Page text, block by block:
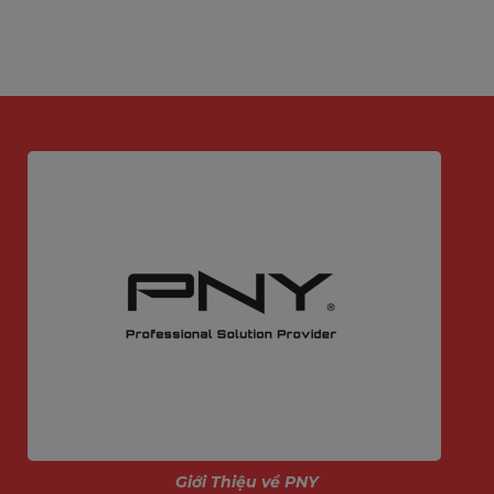
Đà Nẵng: 293 Nguyễn Tri Phương, Quận Hải
Hotline: 19000331 - 19000334
➟ Liên hệ làm đại lý: 0904655447 (Miền Bắc) -
0987256898 (Miền Nam)
nhận chính sách chiết khấu đại lý tốt nhất
Giới Thiệu về PNY